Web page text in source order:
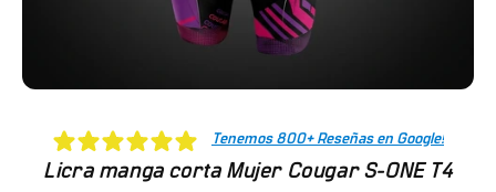
Tenemos 800+ Reseñas en Google!
Licra manga corta Mujer Cougar S-ONE T4